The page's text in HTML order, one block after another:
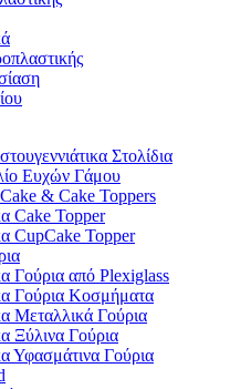
Στολίδια
Ευχών Γάμου
& Cake Toppers
Cake Topper
CupCake Topper
Γούρια από Plexiglass
Γούρια Κοσμήματα
Μεταλλικά Γούρια
Ξύλινα Γούρια
Υφασμάτινα Γούρια